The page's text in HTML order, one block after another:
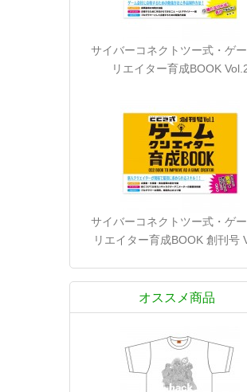
サイバーコネクトツー式・ゲ
リエイター育成BOOK
サイバーコネクトツー式・ゲ
リエイター育成BOOK 創刊号
オススメ商品